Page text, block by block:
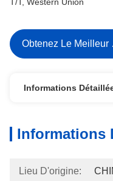
Obtenez Le Meilleur
Informations
Informations
Lieu D'origine: